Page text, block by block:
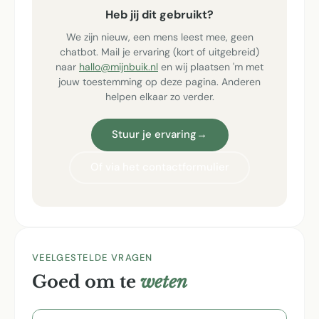
Heb jij dit gebruikt?
We zijn nieuw, een mens leest mee, geen
chatbot. Mail je ervaring (kort of uitgebreid)
naar hallo@mijnbuik.nl en wij plaatsen 'm met
jouw toestemming op deze pagina. Anderen
helpen elkaar zo verder.
Stuur je ervaring →
VEELGESTELDE VRAGEN
Goed om te weten